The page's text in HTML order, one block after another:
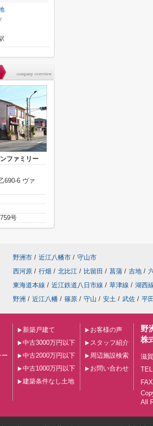
ファミリー
690-6 ヴァ
号
野洲市 / 近江八幡市 / 守山市
西河原 / 行畑 / 北比江 / 比留田 / 菖蒲 / 吉地 /
東海道本線 / 近江鉄道八日市線 / 草津線 / 湖西
野洲 / 近江八幡 / 篠原 / 守山 / 安土 / 武佐 / 平
新築戸建て
中古3000万円以下
中古2000万円以下
中古1000万円以下
建築条件なし土地
お客様の声
スタッフ紹介
周辺施設検索
お問い合わせ
野
株
滋
All